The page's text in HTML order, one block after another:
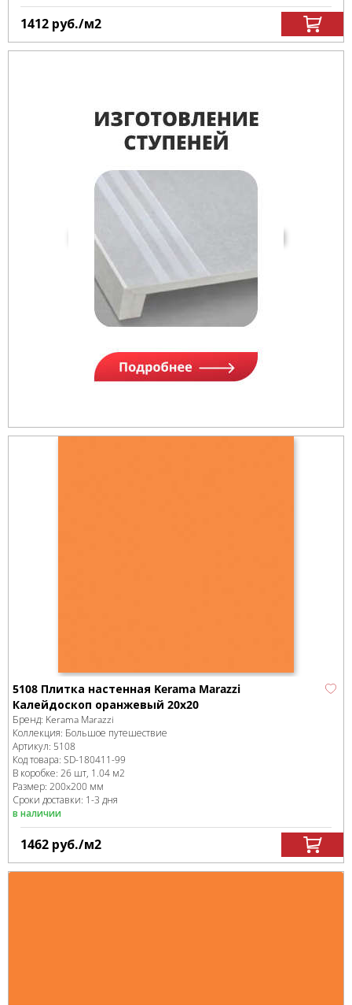
1412 руб./м2
5108 Плитка настенная Kerama Marazzi
Калейдоскоп оранжевый 20х20
Бренд: Kerama Marazzi
Коллекция: Большое путешествие
Артикул: 5108
Код товара: SD-180411-99
В коробке: 26 шт, 1.04 м2
Размер: 200x200 мм
Сроки доставки: 1-3 дня
в наличии
1462 руб./м2